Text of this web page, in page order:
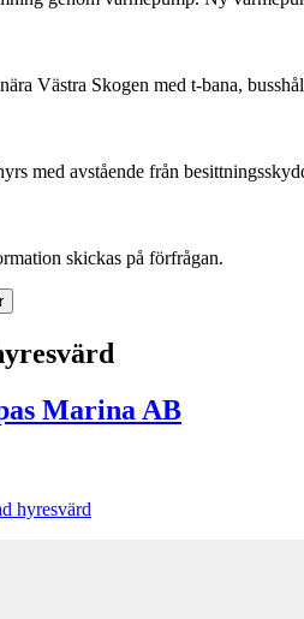
Västra Skogen med t-bana,
med avstående från
skickas på förfrågan.
Marina AB
hyresvärd